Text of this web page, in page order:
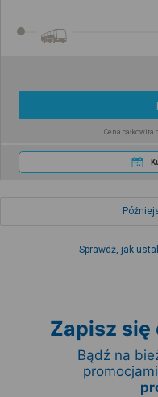
Cena
Sprawdź, jak
Zapisz
Bądź na